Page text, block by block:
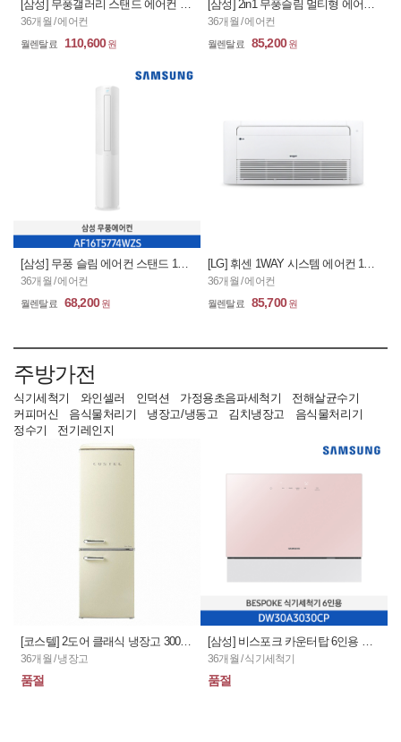
[삼성] 무풍갤러리 스탠드 에어컨 17평_그레이+베이지(일반형) / AF17TX772TFS (36개월)
36개월 / 에어컨
110,600
[삼성] 2in1 무풍슬림 멀티형 에어컨 16평_화이트(선매립배관형) / AF16T5774WZRY (36개월)
36개월 / 에어컨
85,200
[삼성] 무풍 슬림 에어컨 스탠드 16평_화이트(일반형)/ AF16T5774WZS (36개월)
36개월 / 에어컨
68,200
[LG] 휘센 1WAY 시스템 에어컨 12평형 / TQ0521T2S (36개월)
36개월 / 에어컨
85,700
주방가전
식기세척기 와인셀러 인덕션 가정용초음파세척기
전해살균수기
커피머신
음식물처리기 냉장고/냉동고 김치냉장고
음식물처리기
정수기
전기레인지
[코스텔] 2도어 클래식 냉장고 300L_아이보리 / CRS-300GAIV (36개월)
36개월 / 냉장고
품절
[삼성] 비스포크 카운터탑 6인용 식기세척기_핑크 / DW30A3030CP (36개월)
36개월 / 식기세척기
품절